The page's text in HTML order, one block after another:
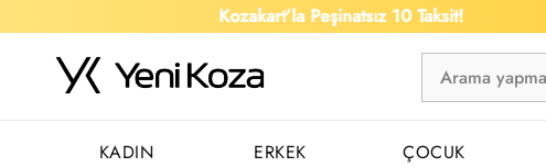
Kozakart’la Peşinatsız 10 Taksit!
KADIN ERKEK ÇOCUK